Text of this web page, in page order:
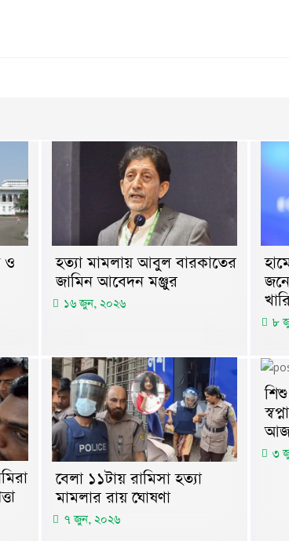
ও
হত্যা মামলায় আবুল বারকাতের
জামিন আবেদন মঞ্জুর
১৬ জুন, ২০২৬
৮
বেলা ১১টায় রামিসা হত্যা
মামলার রায় ঘোষণা
৭ জুন, ২০২৬
৩